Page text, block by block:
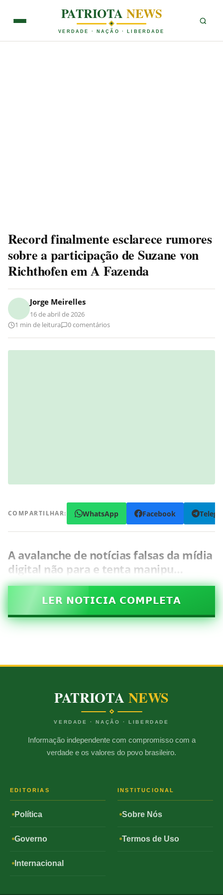
PATRIOTANEWS
VERDADE · NAÇÃO · LIBERDADE
Record finalmente esclarece rumores
sobre a participação de Suzane von
Richthofen em A Fazenda
Jorge Meirelles
16 de abril de 2026
1 min de leitura
0 comentários
COMPARTILHAR: WhatsApp Facebook
A avalanche de notícias falsas da mídia
digital não para e tenta manipu…
𝗟𝗘𝗥 𝗡𝗢𝗧𝗜𝗖𝗜𝗔 𝗖𝗢𝗠𝗣𝗟𝗘𝗧𝗔
PATRIOTANEWS
VERDADE · NAÇÃO · LIBERDADE
Informação independente com compromisso com a
verdade e os valores do povo brasileiro.
EDITORIAS
Política
Governo
Internacional
INSTITUCIONAL
Sobre Nós
Termos de Uso